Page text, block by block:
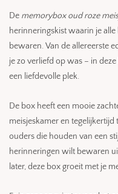
De memorybox oud roze
herinneringskist waarin je
bewaren. Van de allereerste
je zo verliefd op was – in
een liefdevolle plek.
De box heeft een mooie
meisjeskamer en
ouders die houden van een
herinneringen wilt bewaren
later, deze box groeit met je